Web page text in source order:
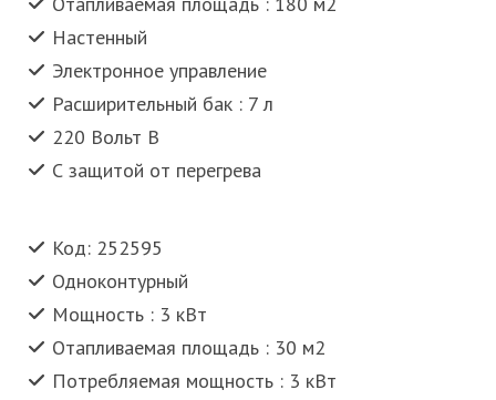
Настенный
Электронное управление
Расширительный бак : 7 л
220 Вольт В
С защитой от перегрева
Код: 252595
Одноконтурный
Мощность : 3 кВт
Отапливаемая площадь : 30 м2
Потребляемая мощность : 3 кВт